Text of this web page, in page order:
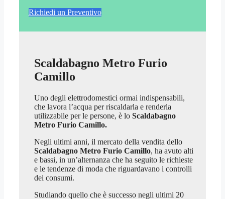
Richiedi un Preventivo
Scaldabagno Metro Furio
Camillo
Uno degli elettrodomestici ormai indispensabili,
che lavora l’acqua per riscaldarla e renderla
utilizzabile per le persone, è lo Scaldabagno
Metro Furio Camillo.
Negli ultimi anni, il mercato della vendita dello
Scaldabagno Metro Furio Camillo, ha avuto alti
e bassi, in un’alternanza che ha seguito le richieste
e le tendenze di moda che riguardavano i controlli
dei consumi.
Studiando quello che è successo negli ultimi 20